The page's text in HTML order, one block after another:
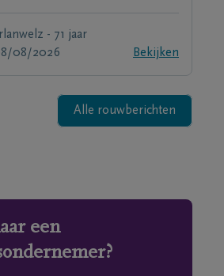
- 71 jaar
08/2026
Bekijken
Alle rouwberichten
een